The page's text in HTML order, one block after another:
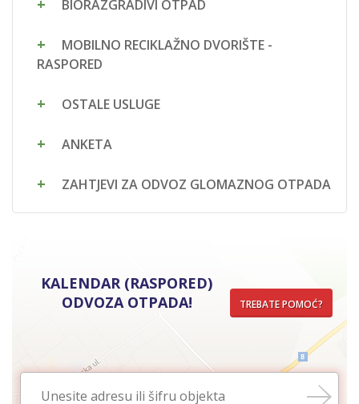
BIORAZGRADIVI OTPAD
MOBILNO RECIKLAŽNO DVORIŠTE -
RASPORED
OSTALE USLUGE
ANKETA
ZAHTJEVI ZA ODVOZ GLOMAZNOG OTPADA
KALENDAR (RASPORED)
ODVOZA OTPADA!
TREBATE POMOĆ?